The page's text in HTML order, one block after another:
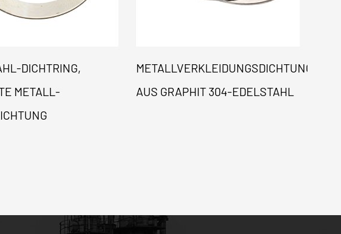
DICHTRING,
METALL-
METALLVERKLEIDUNGSDICHTUNG
AUS GRAPHIT 304-EDELSTAHL